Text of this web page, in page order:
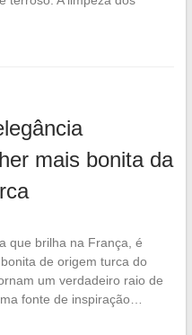
mais bonita da
que brilha na França, é
de origem turca do
um verdadeiro raio de
fonte de inspiração…